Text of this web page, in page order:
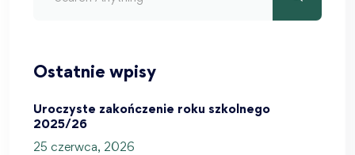
Ostatnie wpisy
Uroczyste zakończenie roku szkolnego
2025/26
25 czerwca, 2026